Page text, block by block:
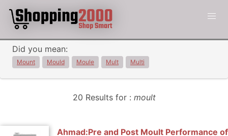
Did you mean:
Mount Mould Moule Mult Multi
20 Results for : moult
Ahmad:Pre and Post Moult Performance of